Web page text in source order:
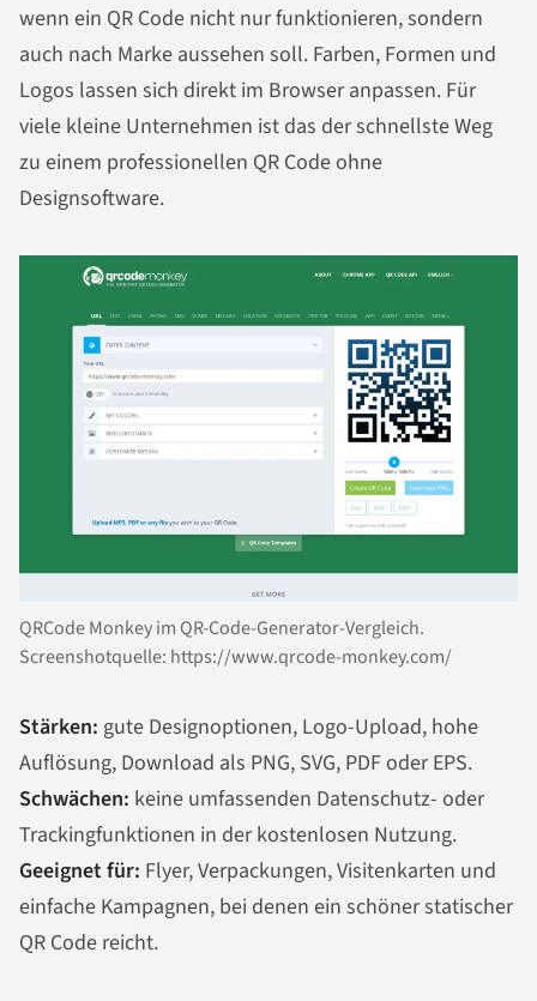
wenn ein QR Code nicht nur funktionieren, sondern
auch nach Marke aussehen soll. Farben, Formen und
Logos lassen sich direkt im Browser anpassen. Für
viele kleine Unternehmen ist das der schnellste Weg
zu einem professionellen QR Code ohne
Designsoftware.
QRCode Monkey im QR-Code-Generator-Vergleich.
Screenshotquelle: https://www.qrcode-monkey.com/
Stärken: gute Designoptionen, Logo-Upload, hohe
Auflösung, Download als PNG, SVG, PDF oder EPS.
Schwächen: keine umfassenden Datenschutz- oder
Trackingfunktionen in der kostenlosen Nutzung.
Geeignet für: Flyer, Verpackungen, Visitenkarten und
einfache Kampagnen, bei denen ein schöner statischer
QR Code reicht.